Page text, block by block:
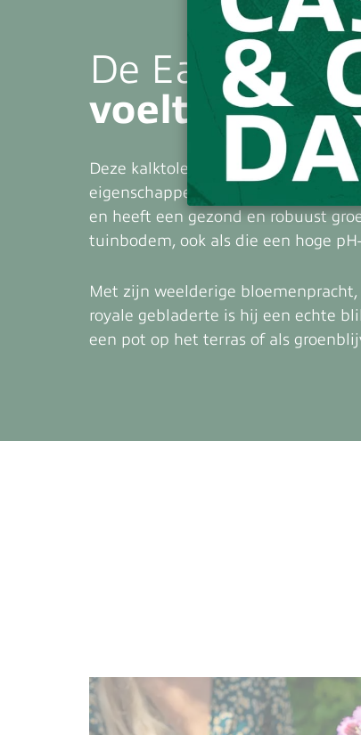
De
voelt zich
Deze kalktolerante, winterharde
eigenschappen van een
en heeft een gezond en robuust
tuinbodem, ook als die een hoge
Met zijn weelderige
royale gebladerte is hij een echte
een pot op het terras of als